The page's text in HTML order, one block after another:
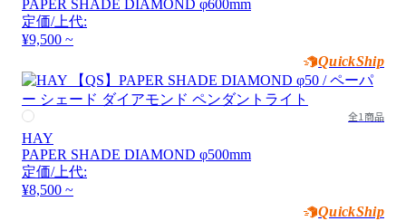
PAPER SHADE DIAMOND φ600mm
定価/上代:
¥9,500 ~
QuickShip
全1商品
HAY
PAPER SHADE DIAMOND φ500mm
定価/上代:
¥8,500 ~
QuickShip